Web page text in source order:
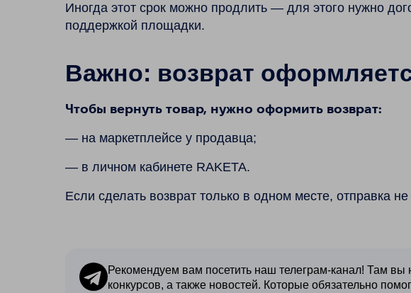
Иногда этот срок можно продлить — для этого нужно
поддержкой площадки.
Важно: возврат
Чтобы вернуть товар, нужно оформить возврат:
— на маркетплейсе у продавца;
— в личном кабинете RAKETA.
Если сделать возврат только в одном месте, отправка не
Рекомендуем вам посетить наш телеграм-канал! Там вы
конкурсов, а также новостей. Которые обязательно